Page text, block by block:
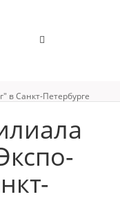
в Санкт-Петербурге